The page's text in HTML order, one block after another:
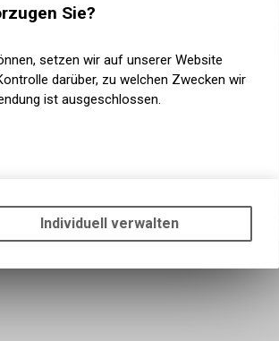
Sie?
setzen wir auf unserer Website
darüber, zu welchen Zwecken wir
ist ausgeschlossen.
unseres Online-Angebots, wie die
Bitte beachten Sie, dass die
Individuell verwalten